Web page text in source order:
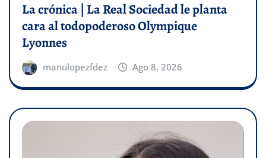
La crónica | La Real Sociedad le planta
cara al todopoderoso Olympique
Lyonnes
manulopezfdez Ago 8, 2026